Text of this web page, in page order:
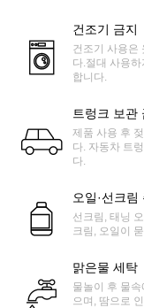
건조기 금지
건조기 사용은
다.절대 사용
합니다.
트렁크 보관
제품 사용 후
다. 자동차 트
다.
오일·선크림
선크림, 태닝
크림, 오일이
맑은물 세탁
물놀이 후 물
으며, 땀으로